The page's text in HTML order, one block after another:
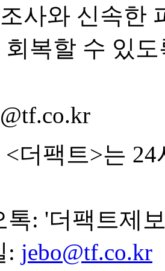
사와 신속한
복할 수 있
<더팩트>는
톡: '더팩트제
: jebo@tf.co.kr